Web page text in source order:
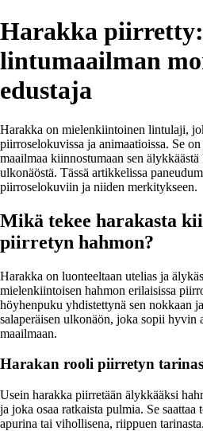
Harakka piirretty:
lintumaailman
edustaja
Harakka on mielenkiintoinen lintulaji,
piirroselokuvissa ja animaatioissa. Se
maailmaa kiinnostumaan sen
ulkonäöstä. Tässä artikkelissa
piirroselokuviin ja niiden merkitykseen.
Mikä tekee harakasta
piirretyn hahmon?
Harakka on luonteeltaan utelias ja
mielenkiintoisen hahmon erilaisissa
höyhenpuku yhdistettynä sen nokkaan
salaperäisen ulkonäön, joka sopii hyvin
maailmaan.
Harakan rooli piirretyn
Usein harakka piirretään älykkääksi
ja joka osaa ratkaista pulmia. Se
apurina tai vihollisena, riippuen